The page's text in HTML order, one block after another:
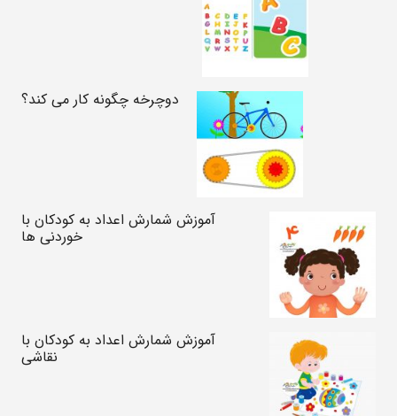
دوچرخه چگونه کار می کند؟
آموزش شمارش اعداد به کودکان با
خوردنی ها
آموزش شمارش اعداد به کودکان با
نقاشی